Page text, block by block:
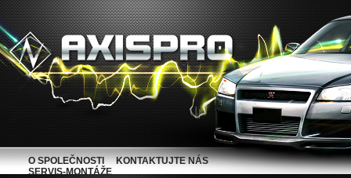
O SPOLEČNOSTI
KONTAKTUJTE NÁS
SERVIS-MONTÁŽE